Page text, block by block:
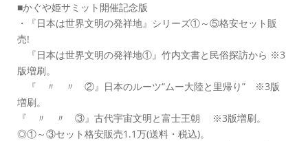
■かぐや姫サミット開催記念版
・『日本は世界文明の発祥地』シリーズ①～⑤格安セット販
売!
『日本は世界文明の発祥地①』竹内文書と民俗探訪から ※3
版増刷。
『 〃 〃 ②』日本のルーツ“ムー大陸と里帰り” ※3版
増刷。
『 〃 〃 ③』古代宇宙文明と富士王朝 ※3版増刷。
◎①～③セット格安販売1.1万(送料・税込)。